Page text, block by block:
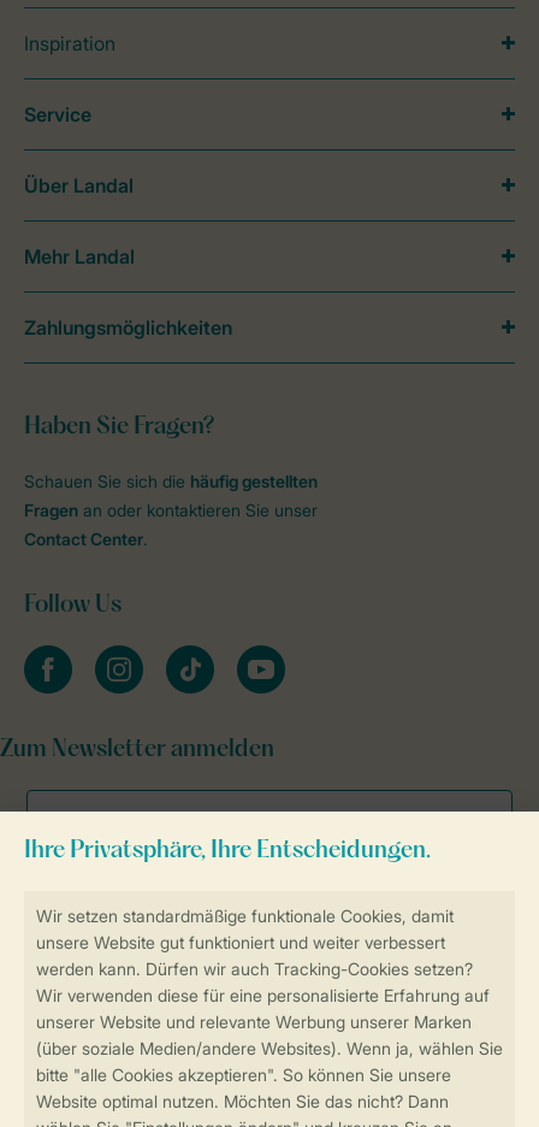
Sicher und schnell zur Online-Buchung
Sichere Datenübertragung
Sicheres Bezahlen
Inspiration
Haben Sie Fragen?
Schauen Sie sich die häufig gestellten
Fragen an oder kontaktieren Sie unser
Contact Center.
Follow Us
facebookinstagramtiktok youtube
Zum Newsletter anmelden
Service
Über Landal
Mehr Landal
Zahlungsmöglichkeiten